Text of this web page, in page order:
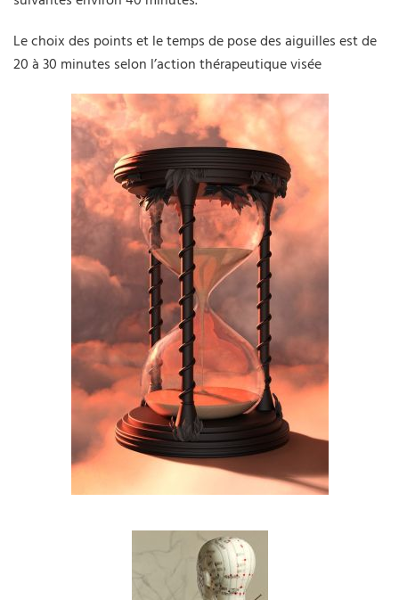
Le choix des points et le temps de pose des aiguilles est de
20 à 30 minutes selon l’action thérapeutique visée